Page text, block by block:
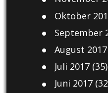
Oktober
September
August 2017
Juli 2017(35)
Juni 2017